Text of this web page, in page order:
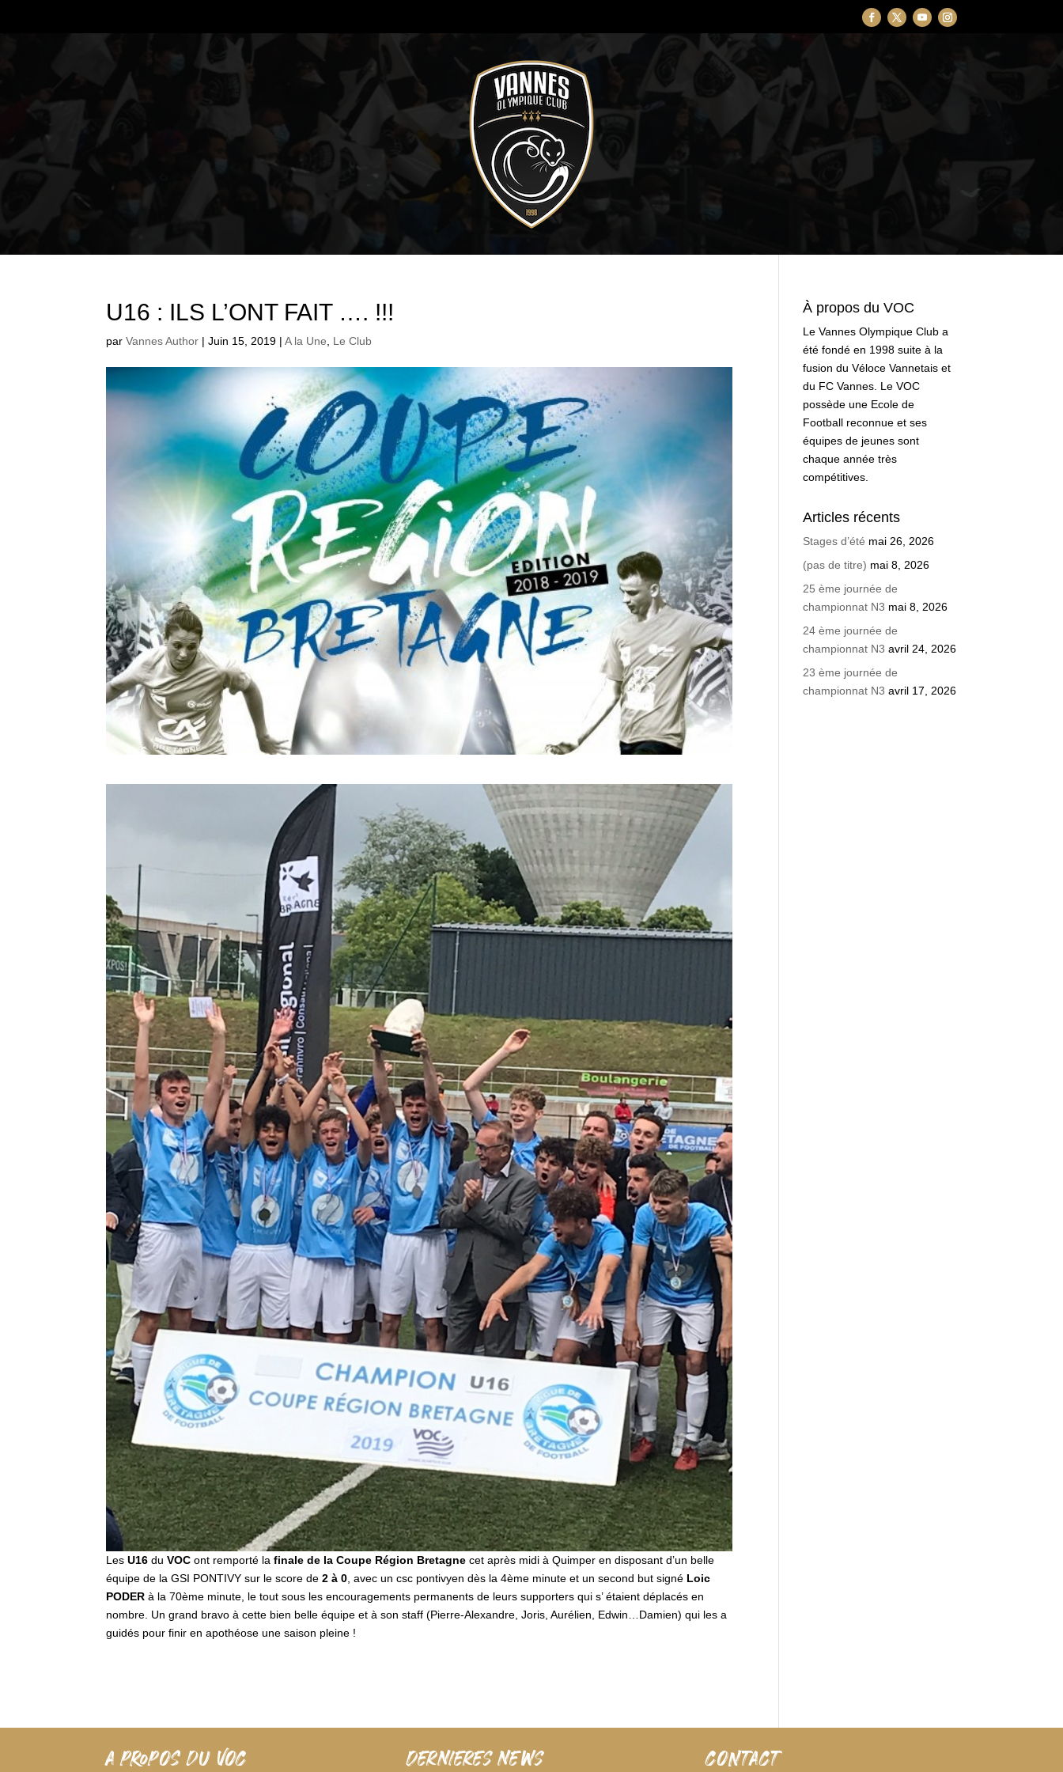
U16 : ILS L’ONT FAIT …. !!!
parVannes Author |Juin 15, 2019 |A la Une, Le Club
LesU16 du VOC ont remporté la finale de la Coupe Région Bretagne cet après midi à Quimper en disposant d’un belle
équipe de la GSI PONTIVY sur le score de 2 à 0 , avec un csc pontivyen dès la 4ème minute et un second but signé Loic
PODER à la 70ème minute, le tout sous les encouragements permanents de leurs supporters qui s’ étaient déplacés en
nombre. Un grand bravo à cette bien belle équipe et à son staff (Pierre-Alexandre, Joris, Aurélien, Edwin…Damien) qui les a
guidés pour finir en apothéose une saison pleine !
À propos du VOC
Le Vannes Olympique Club a
été fondé en 1998 suite à la
fusion du Véloce Vannetais et
du FC Vannes. Le VOC
possède une Ecole de
Football reconnue et ses
équipes de jeunes sont
chaque année très
compétitives.
Articles récents
Stages d’été mai 26, 2026
(pas de titre) mai 8, 2026
25 ème journée de
championnat N3 mai 8, 2026
24 ème journée de
championnat N3 avril 24, 2026
23 ème journée de
championnat N3 avril 17, 2026
A PROPOS DU VOC dernieres news CONTACT